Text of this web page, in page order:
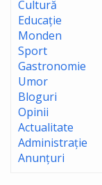
Cultură
Educație
Monden
Sport
Gastronomie
Umor
Bloguri
Opinii
Actualitate
Administrație
Anunțuri